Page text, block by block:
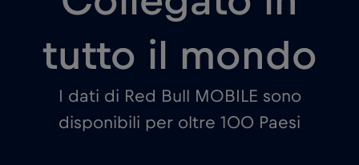
tutto il mondo
I dati di Red Bull MOBILE sono
disponibili per oltre 100 Paesi